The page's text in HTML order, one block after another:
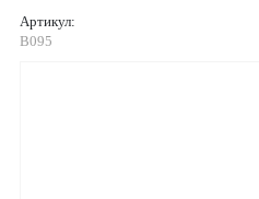
Артикул:
В095